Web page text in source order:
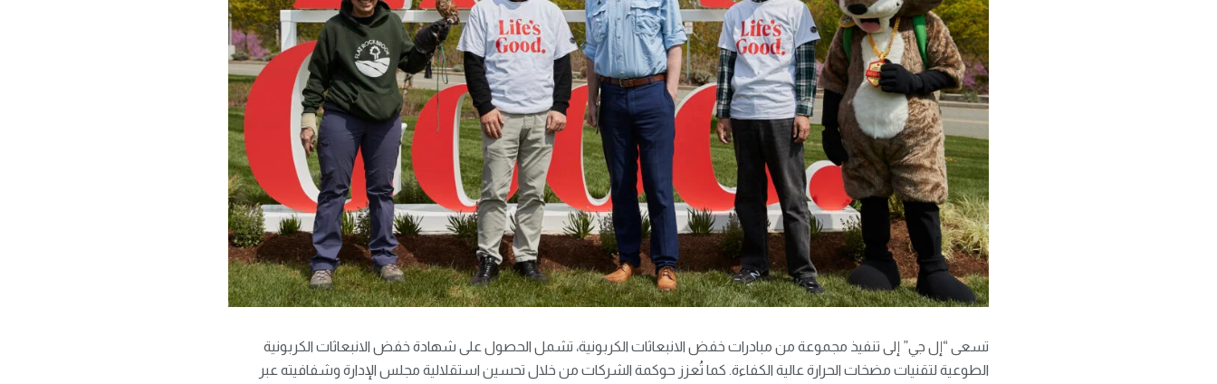
تسعى “إل جي” إلى تنفيذ مجموعة من مبادرات خفض الانبعاثات الكربونية، تشمل الحصول على شهادة خفض الانبعاثات الكربونية
الطوعية لتقنيات مضخات الحرارة عالية الكفاءة. كما تُعزز حوكمة الشركات من خلال تحسين استقلالية مجلس الإدارة وشفافيته عبر